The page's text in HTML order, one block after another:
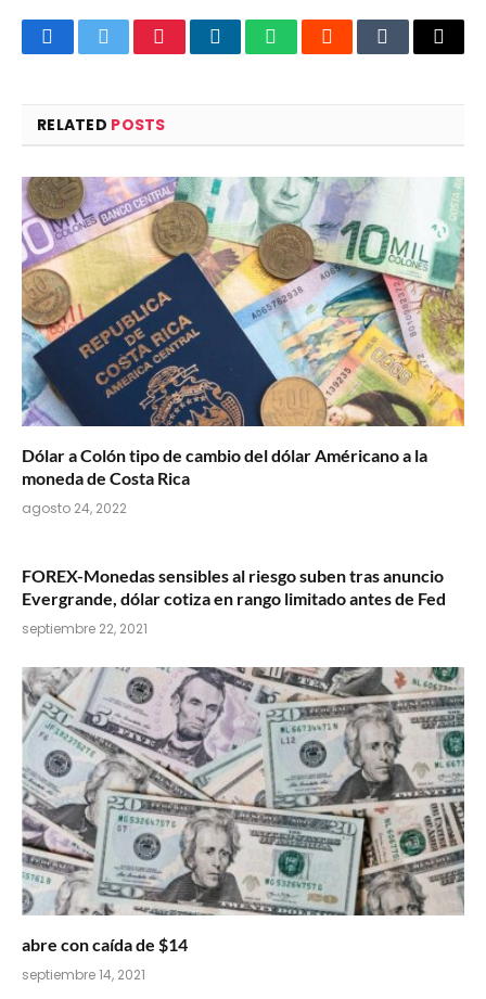
FacebookTwitterPinterestLinkedInWhatsAppRedditTumblrEmail
RELATED POSTS
Dólar a Colón tipo de cambio del dólar Américano a la
moneda de Costa Rica
agosto 24, 2022
FOREX-Monedas sensibles al riesgo suben tras anuncio
Evergrande, dólar cotiza en rango limitado antes de Fed
septiembre 22, 2021
abre con caída de $14
septiembre 14, 2021